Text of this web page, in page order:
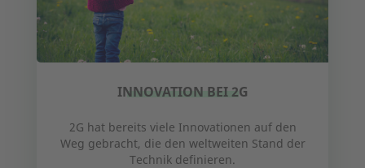
INNOVATION BEI 2G
2G hat bereits viele Innovationen auf den
Weg gebracht, die den weltweiten Stand der
Technik definieren.